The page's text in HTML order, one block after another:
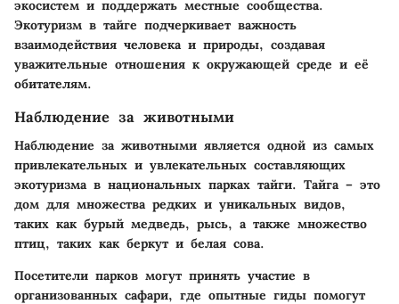
экосистем и поддержать местные сообщества.
Экотуризм в тайге подчеркивает важность
взаимодействия человека и природы, создавая
уважительные отношения к окружающей среде и её
обитателям.
Наблюдение за животными
Наблюдение за животными является одной из самых
привлекательных и увлекательных составляющих
экотуризма в национальных парках тайги. Тайга – это
дом для множества редких и уникальных видов,
таких как бурый медведь, рысь, а также множество
птиц, таких как беркут и белая сова.
Посетители парков могут принять участие в
организованных сафари, где опытные гиды помогут